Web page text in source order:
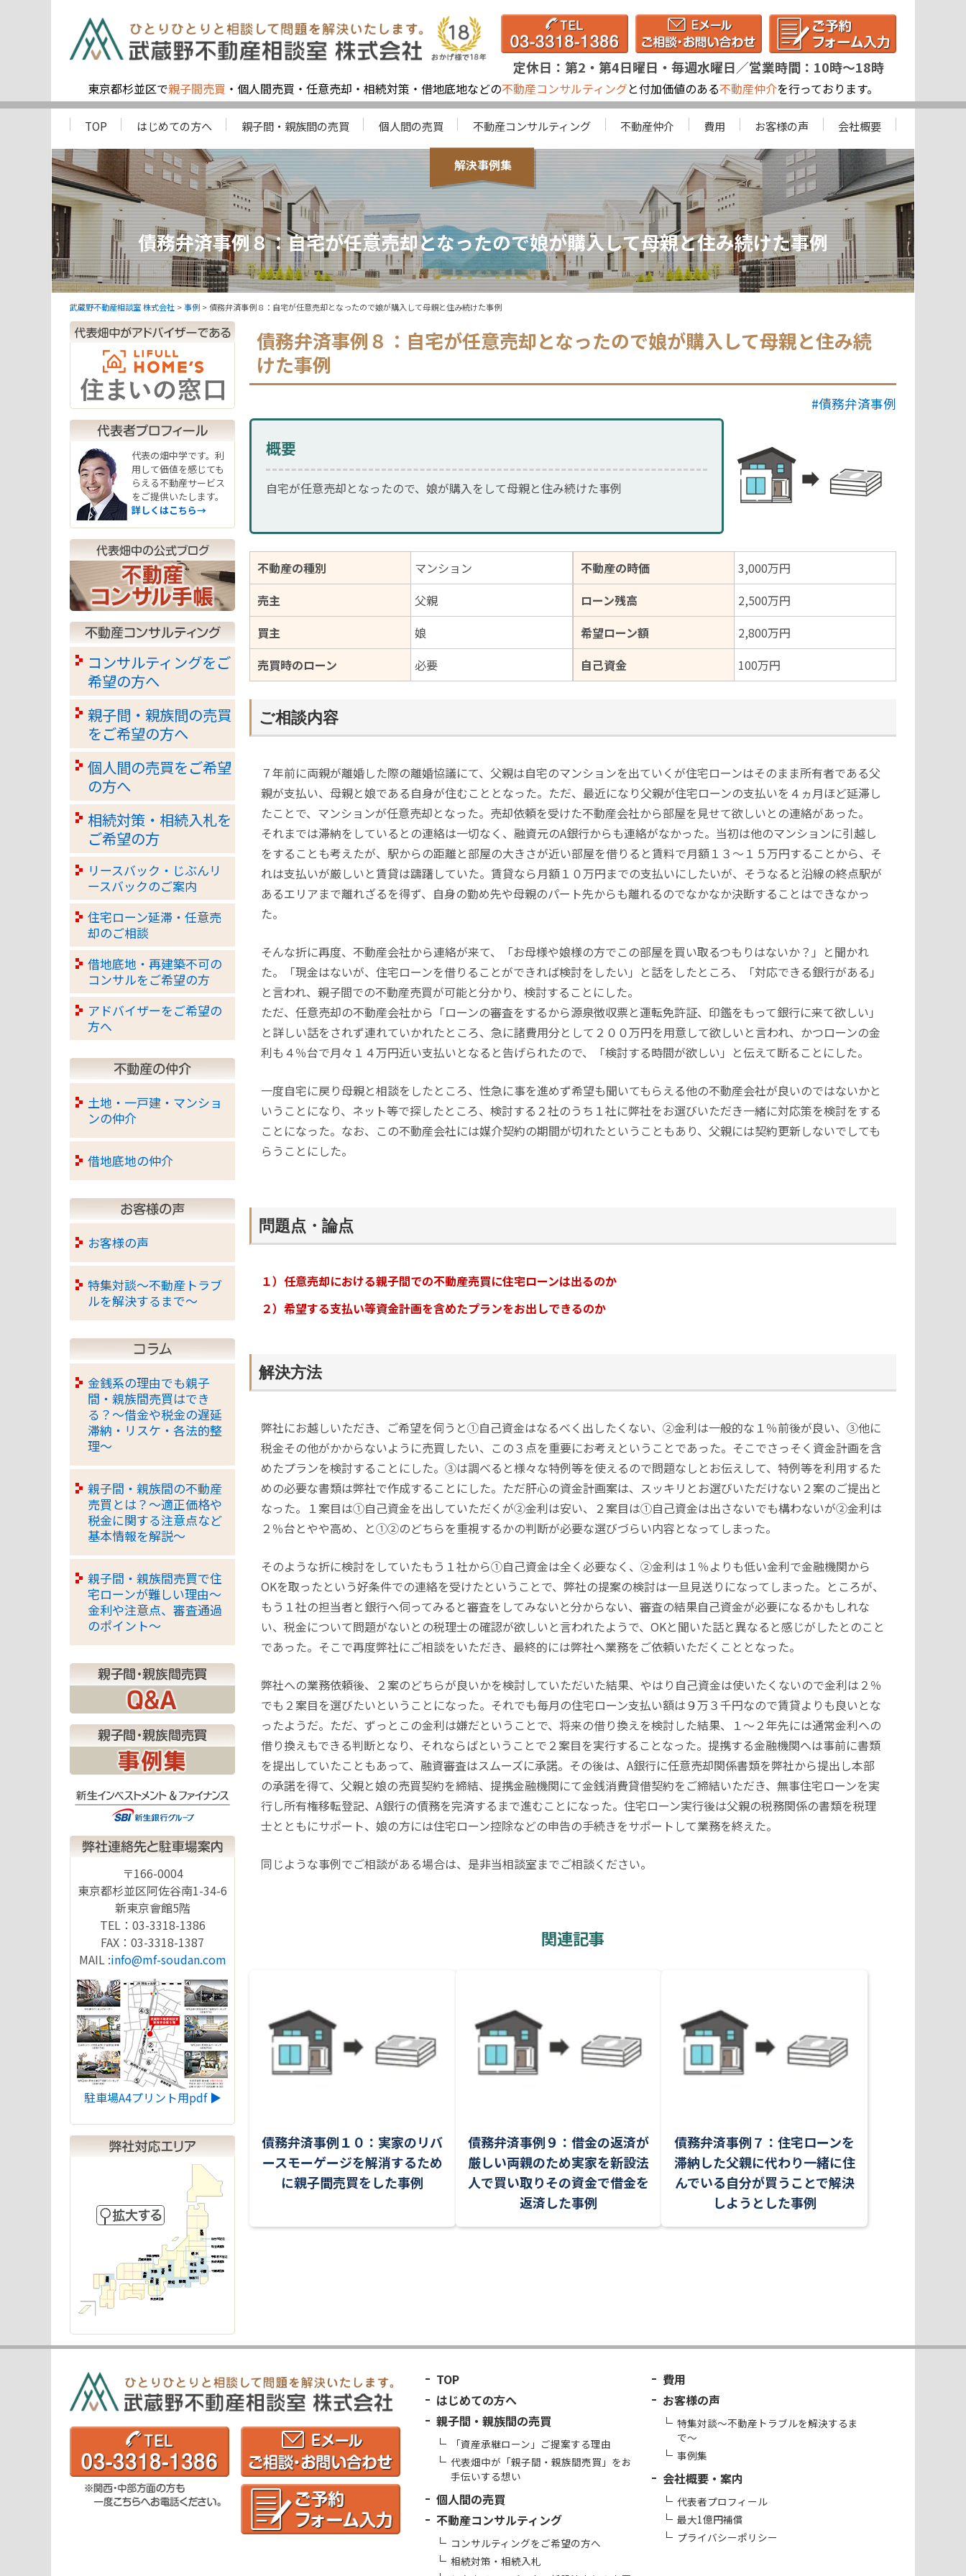
定休日：第2・第4日曜日・毎週水曜日／営業時間：10時～18時
東京都杉並区で親子間売買 ・個人間売買・任意売却・相続対策・借地底地などの不動産コンサルティングと付加価値のある不動産仲介を行っております。
TOP はじめての方へ 親子間・親族間の売買 個人間の売買 不動産コンサルティング 不動産仲介 費用 お客様の声 会社概要
解決事例集
債務弁済事例８：自宅が任意売却となったので娘が購入して母親と住み続けた事例
武蔵野不動産相談室 株式会社 >事例 >債務弁済事例８：自宅が任意売却となったので娘が購入して母親と住み続けた事例
債務弁済事例８：自宅が任意売却となったので娘が購入して母親と住み続
けた事例
#債務弁済事例
概要
自宅が任意売却となったので、娘が購入をして母親と住み続けた事例
不動産の種別
マンション
売主
父親
買主
娘
売買時のローン
必要
不動産の時価
3,000万円
ローン残高
2,500万円
希望ローン額
2,800万円
自己資金
100万円
ご相談内容
７年前に両親が離婚した際の離婚協議にて、父親は自宅のマンションを出ていくが住宅ローンはそのまま所有者である父
親が支払い、母親と娘である自身が住むこととなった。ただ、最近になり父親が住宅ローンの支払いを４ヵ月ほど延滞し
たことで、マンションが任意売却となった。売却依頼を受けた不動産会社から部屋を見せて欲しいとの連絡があった。
それまでは滞納をしているとの連絡は一切なく、融資元のA銀行からも連絡がなかった。当初は他のマンションに引越し
をすることも考えたが、駅からの距離と部屋の大きさが近い部屋を借りると賃料で月額１３～１５万円することから、そ
れは支払いが厳しいと賃貸は躊躇していた。賃貸なら月額１０万円までの支払いにしたいが、そうなると沿線の終点駅が
あるエリアまで離れざるを得ず、自身の勤め先や母親のパート先からも離れるのでなかなか決断することはできなかっ
た。
そんな折に再度、不動産会社から連絡が来て、「お母様や娘様の方でこの部屋を買い取るつもりはないか？」と聞かれ
た。「現金はないが、住宅ローンを借りることができれば検討をしたい」と話をしたところ、「対応できる銀行がある」
と言われ、親子間での不動産売買が可能と分かり、検討することにした。
ただ、任意売却の不動産会社から「ローンの審査をするから源泉徴収票と運転免許証、印鑑をもって銀行に来て欲しい」
と詳しい話をされず連れていかれたところ、急に諸費用分として２００万円を用意して欲しいと言われ、かつローンの金
利も４％台で月々１４万円近い支払いとなると告げられたので、「検討する時間が欲しい」と伝えて断ることにした。
一度自宅に戻り母親と相談をしたところ、性急に事を進めず希望も聞いてもらえる他の不動産会社が良いのではないかと
いうことになり、ネット等で探したところ、検討する２社のうち１社に弊社をお選びいただき一緒に対応策を検討をする
ことになった。なお、この不動産会社には媒介契約の期間が切れたということもあり、父親には契約更新しないでしても
らうことにした。
問題点・論点
１）任意売却における親子間での不動産売買に住宅ローンは出るのか
２）希望する支払い等資金計画を含めたプランをお出しできるのか
解決方法
弊社にお越しいただき、ご希望を伺うと①自己資金はなるべく出したくない、②金利は一般的な１％前後が良い、③他に
税金その他がかからないように売買したい、この３点を重要にお考えということであった。そこでさっそく資金計画を含
めたプランを検討することにした。③は調べると様々な特例等を使えるので問題なしとお伝えして、特例等を利用するた
めの必要な書類は弊社で作成することにした。ただ肝心の資金計画案は、スッキリとお選びいただけない２案のご提出と
なった。１案目は①自己資金を出していただくが②金利は安い、２案目は①自己資金は出さないでも構わないが②金利は
２％台とやや高め、と①②のどちらを重視するかの判断が必要な選びづらい内容となってしまった。
そのような折に検討をしていたもう１社から①自己資金は全く必要なく、②金利は１％よりも低い金利で金融機関から
OKを取ったという好条件での連絡を受けたということで、弊社の提案の検討は一旦見送りになってしまった。ところが、
もう１社の担当者と銀行へ伺ってみると審査をしてみないと分からない、審査の結果自己資金が必要になるかもしれな
い、税金について問題がないとの税理士の確認が欲しいと言われたようで、OKと聞いた話と異なると感じがしたとのこと
であった。そこで再度弊社にご相談をいただき、最終的には弊社へ業務をご依頼いただくこととなった。
弊社への業務依頼後、２案のどちらが良いかを検討していただいた結果、やはり自己資金は使いたくないので金利は２％
でも２案目を選びたいということになった。それでも毎月の住宅ローン支払い額は９万３千円なので賃貸よりも良いとな
ったようだ。ただ、ずっとこの金利は嫌だということで、将来の借り換えを検討した結果、１～２年先には通常金利への
借り換えもできる判断となり、それならばということで２案目を実行することなった。提携する金融機関へは事前に書類
を提出していたこともあって、融資審査はスムーズに承諾。その後は、A銀行に任意売却関係書類を弊社から提出し本部
の承諾を得て、父親と娘の売買契約を締結、提携金融機関にて金銭消費貸借契約をご締結いただき、無事住宅ローンを実
行し所有権移転登記、A銀行の債務を完済するまで進むことになった。住宅ローン実行後は父親の税務関係の書類を税理
士とともにサポート、娘の方には住宅ローン控除などの申告の手続きをサポートして業務を終えた。
同じような事例でご相談がある場合は、是非当相談室までご相談ください。
関連記事
債務弁済事例１０：実家のリバ
ースモーゲージを解消するため
に親子間売買をした事例
債務弁済事例９：借金の返済が
厳しい両親のため実家を新設法
人で買い取りその資金で借金を
返済した事例
債務弁済事例７：住宅ローンを
滞納した父親に代わり一緒に住
んでいる自分が買うことで解決
しようとした事例
代表の畑中学です。利
用して価値を感じても
らえる不動産サービス
をご提供いたします。
詳しくはこちら→
コンサルティングをご
希望の方へ
親子間・親族間の売買
をご希望の方へ
個人間の売買をご希望
の方へ
相続対策・相続入札を
ご希望の方
リースバック・じぶんリ
ースバックのご案内
住宅ローン延滞・任意売
却のご相談
借地底地・再建築不可の
コンサルをご希望の方
アドバイザーをご希望の
方へ
土地・一戸建・マンショ
ンの仲介
借地底地の仲介
お客様の声
特集対談～不動産トラブ
ルを解決するまで～
金銭系の理由でも親子
間・親族間売買はでき
る？ ～借金や税金の遅延
滞納・リスケ・各法的整
理～
親子間・親族間の不動産
売買とは？ ～適正価格や
税金に関する注意点など
基本情報を解説～
親子間・親族間売買で住
宅ローンが難しい理由～
金利や注意点、審査通過
のポイント～
〒166-0004
東京都杉並区阿佐谷南1-34-6
新東京會館5階
TEL：03-3318-1386
FAX：03-3318-1387
MAIL :info@mf-soudan.com
駐車場A4プリント用pdf ▶︎
TOP
はじめての方へ
親子間・親族間の売買
「資産承継ローン」ご提案する理由
代表畑中が「親子間・親族間売買」をお
手伝いする想い
個人間の売買
不動産コンサルティング
コンサルティングをご希望の方へ
相続対策・相続入札
費用
お客様の声
特集対談～不動産トラブルを解決するま
で～
事例集
会社概要・案内
代表者プロフィール
最大1億円補償
プライバシーポリシー